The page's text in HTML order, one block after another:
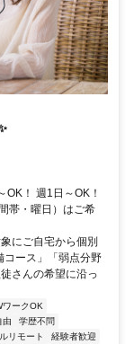
！ 週1日～OK！
帯・曜日）はご希
にご自宅から個別
コース」「弱点分野
さんの希望に沿っ
ワークOK
由
学歴不問
リモート
経験者歓迎